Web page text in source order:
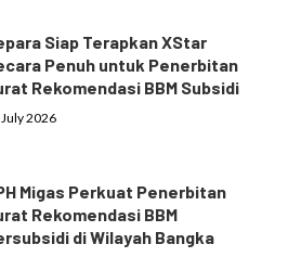
Siap Terapkan XStar
Penuh untuk Penerbitan
Rekomendasi BBM Subsidi
2026
Migas Perkuat Penerbitan
Rekomendasi BBM
di Wilayah Bangka